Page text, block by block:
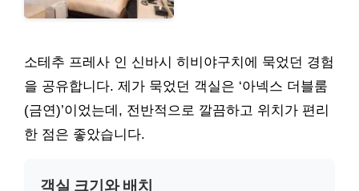
소테추 프레사 인 신바시 히비야구치에 묵었던 경험
을 공유합니다. 제가 묵었던 객실은 ‘아넥스 더블룸
(금연)’이었는데, 전반적으로 깔끔하고 위치가 편리
한 점은 좋았습니다.
객실 크기와 배치